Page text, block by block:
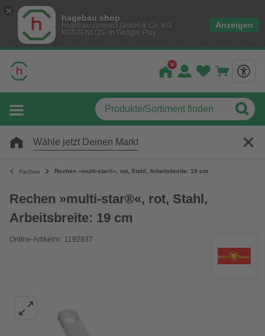
hagebau shop
hagebau connect GmbH & Co. KG
KOSTENLOS- In Google Play
Anzeigen
Wähle jetzt Deinen Markt
Rechen Rechen »multi-star®«, rot, Stahl, Arbeitsbreite: 19 cm
Rechen »multi-star®«, rot, Stahl,
Arbeitsbreite: 19 cm
Online-Artikelnr.: 1192837